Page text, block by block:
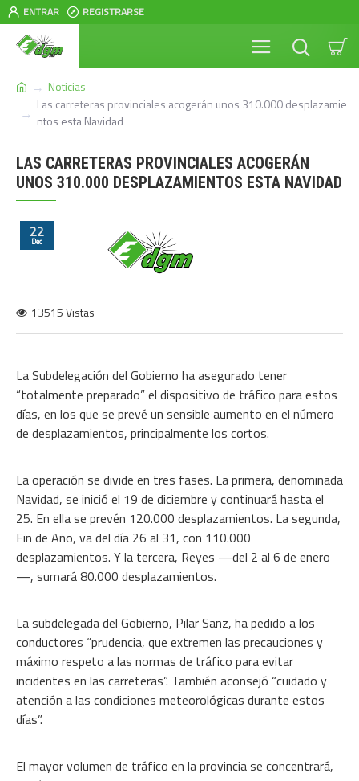
ENTRAR REGISTRARSE
Noticias
Las carreteras provinciales acogerán unos 310.000 desplazamie
ntos esta Navidad
LAS CARRETERAS PROVINCIALES ACOGERÁN
UNOS 310.000 DESPLAZAMIENTOS ESTA NAVIDAD
22
Dec
13515 Vistas
La Subdelegación del Gobierno ha asegurado tener
“totalmente preparado” el dispositivo de tráfico para estos
días, en los que se prevé un sensible aumento en el número
de desplazamientos, principalmente los cortos.
La operación se divide en tres fases. La primera, denominada
Navidad, se inició el 19 de diciembre y continuará hasta el
25. En ella se prevén 120.000 desplazamientos. La segunda,
Fin de Año, va del día 26 al 31, con 110.000
desplazamientos. Y la tercera, Reyes —del 2 al 6 de enero
—, sumará 80.000 desplazamientos.
La subdelegada del Gobierno, Pilar Sanz, ha pedido a los
conductores “prudencia, que extremen las precauciones y
máximo respeto a las normas de tráfico para evitar
incidentes en las carreteras”. También aconsejó “cuidado y
atención a las condiciones meteorológicas durante estos
días”.
El mayor volumen de tráfico en la provincia se concentrará,